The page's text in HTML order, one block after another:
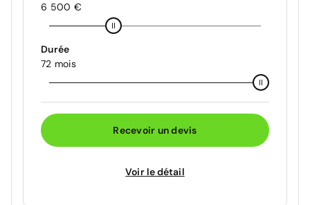
6 500 €
Durée
72 mois
Recevoir un devis
Voir le détail